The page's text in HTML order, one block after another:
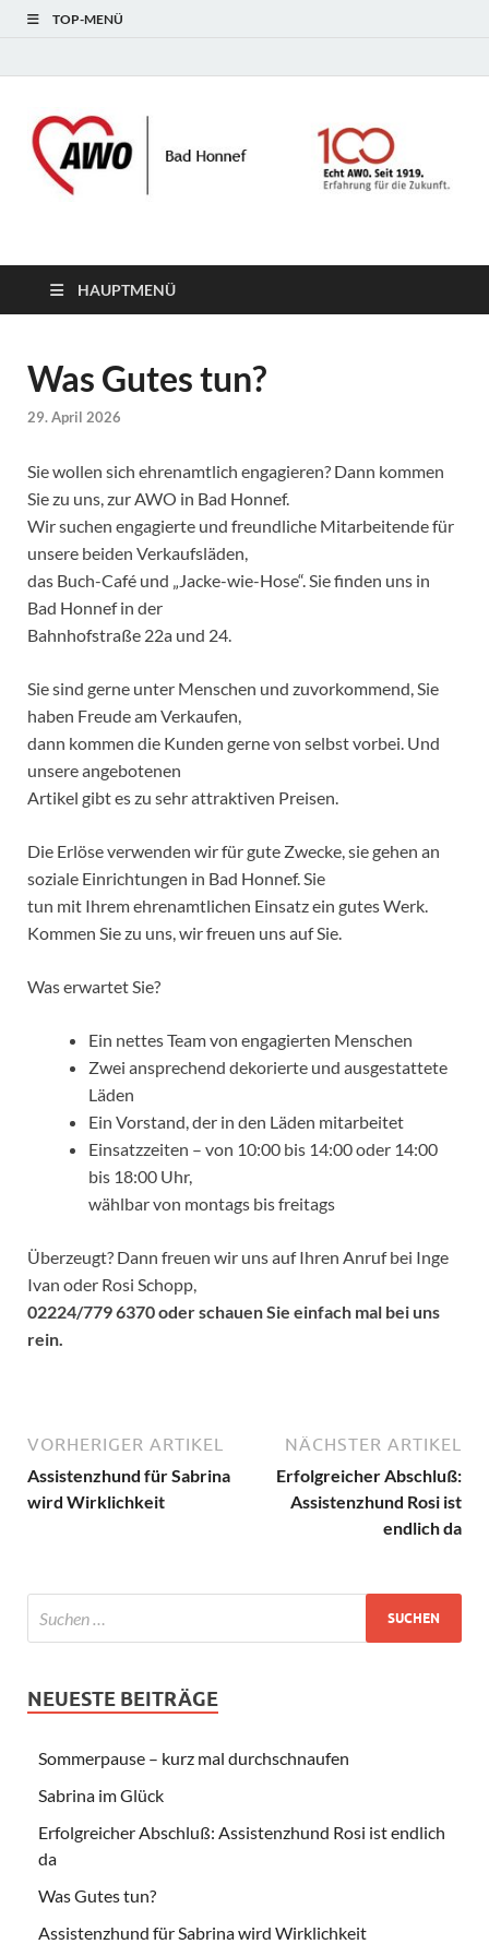
TOP-MENÜ
AWO Bad Honnef
HAUPTMENÜ
Was Gutes tun?
29. April 2026
Sie wollen sich ehrenamtlich engagieren? Dann kommen
Sie zu uns, zur AWO in Bad Honnef.
Wir suchen engagierte und freundliche Mitarbeitende für
unsere beiden Verkaufsläden,
das Buch-Café und „Jacke-wie-Hose“. Sie finden uns in
Bad Honnef in der
Bahnhofstraße 22a und 24.
Sie sind gerne unter Menschen und zuvorkommend, Sie
haben Freude am Verkaufen,
dann kommen die Kunden gerne von selbst vorbei. Und
unsere angebotenen
Artikel gibt es zu sehr attraktiven Preisen.
Die Erlöse verwenden wir für gute Zwecke, sie gehen an
soziale Einrichtungen in Bad Honnef. Sie
tun mit Ihrem ehrenamtlichen Einsatz ein gutes Werk.
Kommen Sie zu uns, wir freuen uns auf Sie.
Was erwartet Sie?
Ein nettes Team von engagierten Menschen
Zwei ansprechend dekorierte und ausgestattete
Läden
Ein Vorstand, der in den Läden mitarbeitet
Einsatzzeiten – von 10:00 bis 14:00 oder 14:00
bis 18:00 Uhr,
wählbar von montags bis freitags
Überzeugt? Dann freuen wir uns auf Ihren Anruf bei Inge
Ivan oder Rosi Schopp,
02224/779 6370 oder schauen Sie einfach mal bei uns
rein.
VORHERIGER ARTIKEL
Assistenzhund für Sabrina
wird Wirklichkeit
NÄCHSTER ARTIKEL
Erfolgreicher Abschluß:
Assistenzhund Rosi ist
endlich da
NEUESTE BEITRÄGE
Sommerpause – kurz mal durchschnaufen
Sabrina im Glück
Erfolgreicher Abschluß: Assistenzhund Rosi ist endlich
da
Was Gutes tun?
Assistenzhund für Sabrina wird Wirklichkeit